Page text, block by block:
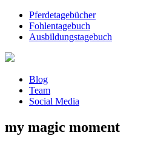
Pferdetagebücher
Fohlentagebuch
Ausbildungstagebuch
Blog
Team
Social Media
my magic moment